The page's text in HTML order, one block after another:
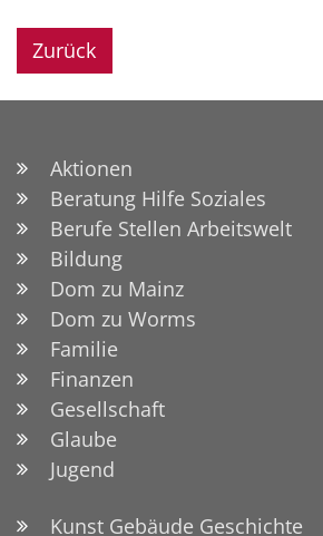
Zurück
Aktionen
Beratung Hilfe Soziales
Berufe Stellen Arbeitswelt
Bildung
Dom zu Mainz
Dom zu Worms
Familie
Finanzen
Gesellschaft
Glaube
Jugend
Kunst Gebäude Geschichte